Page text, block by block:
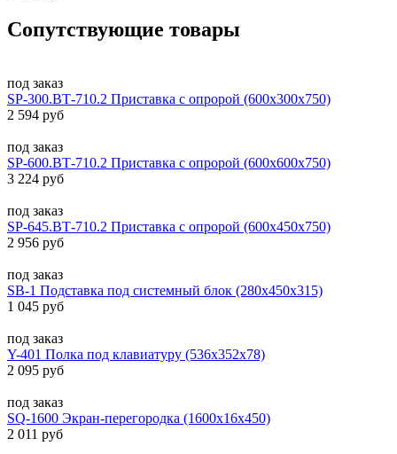
Сопутствующие товары
под заказ
SP-300.ВТ-710.2 Приставка с опророй (600х300х750)
2 594 руб
под заказ
SP-600.ВТ-710.2 Приставка с опророй (600х600х750)
3 224 руб
под заказ
SP-645.ВТ-710.2 Приставка с опророй (600х450х750)
2 956 руб
под заказ
SB-1 Подставка под системный блок (280х450х315)
1 045 руб
под заказ
Y-401 Полка под клавиатуру (536х352х78)
2 095 руб
под заказ
SQ-1600 Экран-перегородка (1600х16х450)
2 011 руб